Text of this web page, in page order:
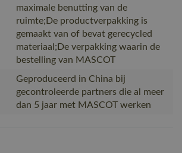
maximale benutting van de
ruimte;De productverpakking is
gemaakt van of bevat gerecycled
materiaal;De verpakking waarin de
bestelling van MASCOT
Geproduceerd in China bij
gecontroleerde partners die al meer
dan 5 jaar met MASCOT werken